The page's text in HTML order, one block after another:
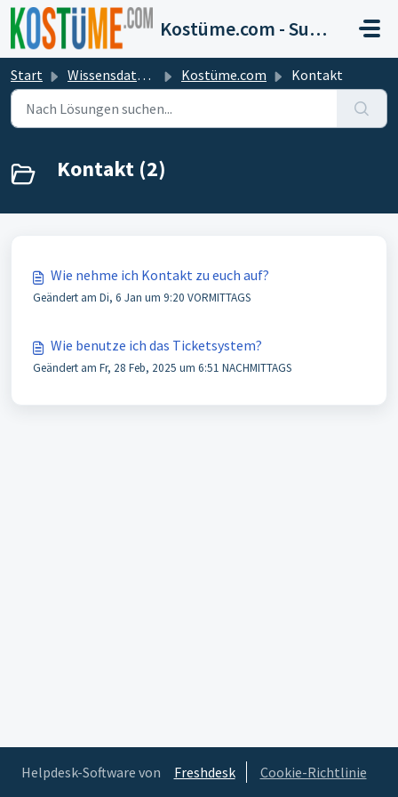
Zum hauptsächlichen Inhalt gehen
Kostüme.com - Support
Start Wissensdatenbank Kostüme.com Kontakt
Kontakt (2)
Wie nehme ich Kontakt zu euch auf?
Geändert am Di, 6 Jan um 9:20 VORMITTAGS
Wie benutze ich das Ticketsystem?
Geändert am Fr, 28 Feb, 2025 um 6:51 NACHMITTAGS
Helpdesk-Software von Freshdesk Cookie-Richtlinie